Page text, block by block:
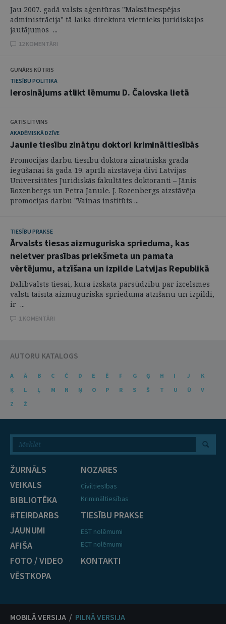
Jau 2007. gadā valsts aģentūras "Maksātnespējas
administrācija" tā laika direktora vietnieks juridiskajos
jautājumos ...
12 KOMENTĀRI
GUNĀRS KŪTRIS
TIESĪBU POLITIKA
Ierosinājums atlikt lēmumu D. Čalovska lietā
GATIS LITVINS
AKADĒMISKĀ DZĪVE
Jaunie tiesību zinātņu doktori krimināltiesībās
Promocijas darbu tiesību doktora zinātniskā grāda
iegūšanai šā gada 19. aprīlī aizstāvēja divi Latvijas
Universitātes Juridiskās fakultātes doktoranti – Jānis
Rozenbergs un Petra Janule. J. Rozenbergs aizstāvēja
promocijas darbu "Vainas institūts ...
TIESĪBU PRAKSE
Ārvalsts tiesas aizmuguriska sprieduma, kas
neietver prasības priekšmeta un pamata
vērtējumu, atzīšana un izpilde Latvijas Republikā
Dalībvalsts tiesai, kura izskata pārsūdzību par izcelsmes
valstī taisīta aizmuguriska sprieduma atzīšanu un izpildi,
ir ...
1 KOMENTĀRI
AUTORU KATALOGS
A Ā B C Č D E Ē F G Ģ H I J
K
Ķ
L Ļ M N Ņ O P R S Š T U Ū
V
Z
Ž
ŽURNĀLS
VEIKALS
BIBLIOTĒKA
#TEIRDARBS
JAUNUMI
AFIŠA
FOTO / VIDEO
VĒSTKOPA
NOZARES
Civiltiesības
Krimināltiesības
TIESĪBU PRAKSE
EST nolēmumi
ECT nolēmumi
KONTAKTI
MOBILĀ VERSIJA / PILNĀ VERSIJA